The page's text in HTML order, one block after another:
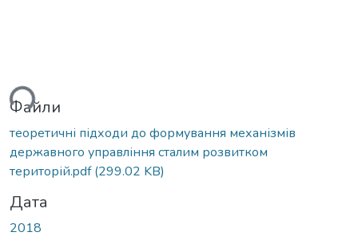
Файли
теоретичні підходи до формування механізмів
державного управління сталим розвитком
територій.pdf(299.02 KB)
Дата
2018